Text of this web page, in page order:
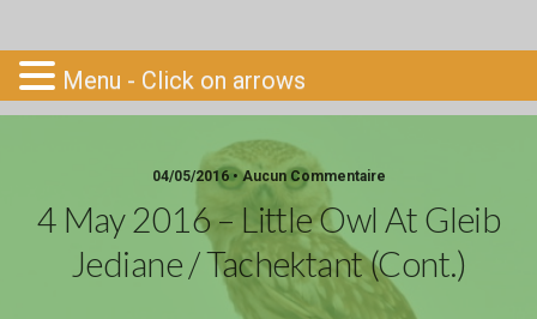
Go-South
04/05/2016 • Aucun Commentaire
4 May 2016 – Little Owl At Gleib
Jediane / Tachektant (cont.)
Menu - Click on arrows